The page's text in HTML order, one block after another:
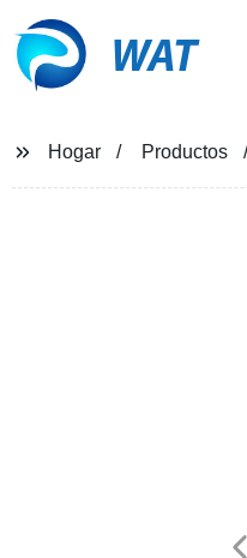
WAT
Hogar Productos